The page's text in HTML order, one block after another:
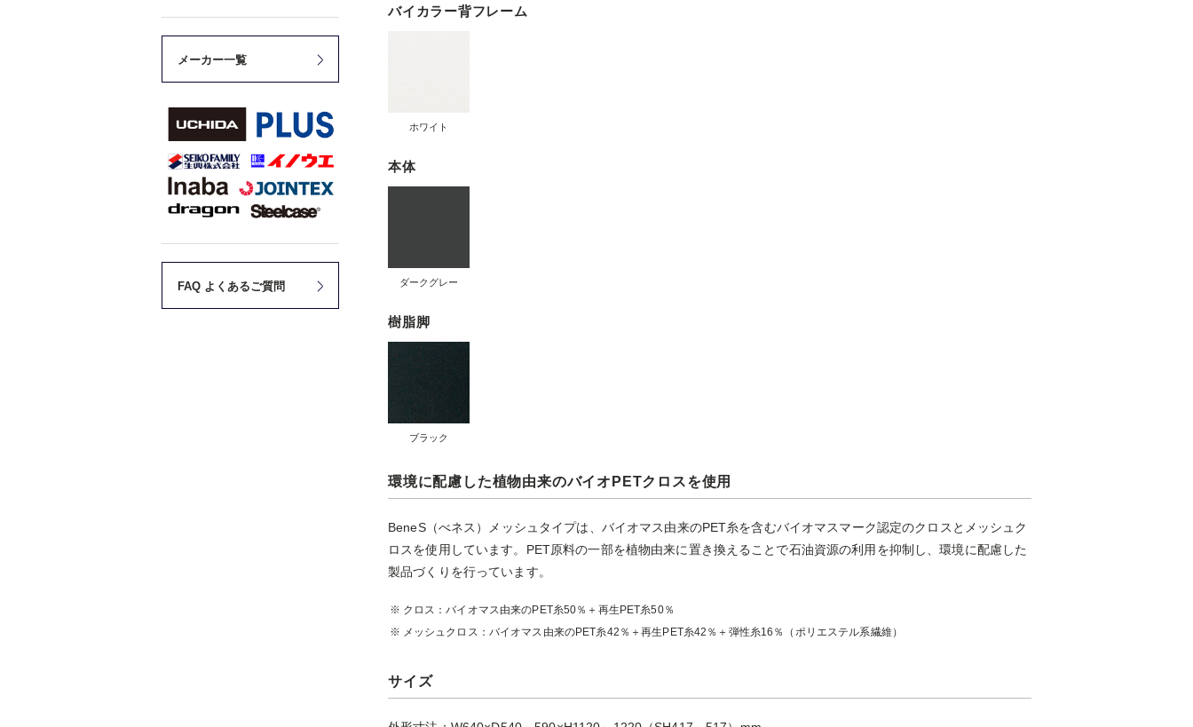
バイカラー背フレーム
ホワイト
本体
ダークグレー
樹脂脚
ブラック
環境に配慮した植物由来のバイオPETクロスを使用
BeneS（べネス）メッシュタイプは、バイオマス由来のPET糸を含むバイオマスマーク認定のクロスとメッシュク
ロスを使用しています。PET原料の一部を植物由来に置き換えることで石油資源の利用を抑制し、環境に配慮した
製品づくりを行っています。
クロス：バイオマス由来のPET糸50％＋再生PET糸50％
メッシュクロス：バイオマス由来のPET糸42％＋再生PET糸42％＋弾性糸16％（ポリエステル系繊維）
サイズ
メーカー一覧
FAQ よくあるご質問